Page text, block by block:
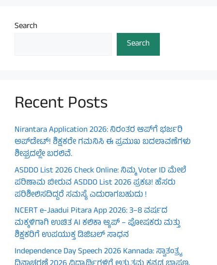
Search
Search
Recent Posts
Nirantara Application 2026: ನಿರಂತರ ಆಪ್‌ಗೆ ಭರ್ಜರಿ
ಅಪ್‌ಡೇಟ್! ಶಿಕ್ಷಕರೇ ಗಮನಿಸಿ ಈ ಪ್ರಮುಖ ಬದಲಾವಣೆಗಳು
ಶೀಘ್ರದಲ್ಲೇ ಬರಲಿವೆ.
ASDDO List 2026 Check Online: ನಿಮ್ಮ Voter ID ಮೇಲೆ
ಪರಿಣಾಮ ಬೀರುವ ASDDO List 2026 ಪ್ರಕಟ! ಹೆಸರು
ಪರಿಶೀಲಿಸದಿದ್ದರೆ ಸಮಸ್ಯೆ ಎದುರಾಗಬಹುದು !
NCERT e-Jaadui Pitara App 2026: 3–8 ವರ್ಷದ
ಮಕ್ಕಳಿಗಾಗಿ ಉಚಿತ AI ಕಲಿಕಾ ಆ್ಯಪ್ – ಪೋಷಕರು ಮತ್ತು
ಶಿಕ್ಷಕರಿಗೆ ಉಪಯುಕ್ತ ಡಿಜಿಟಲ್ ಸಾಧನ
Independence Day Speech 2026 Kannada: ಸ್ವಾತಂತ್ರ್ಯ